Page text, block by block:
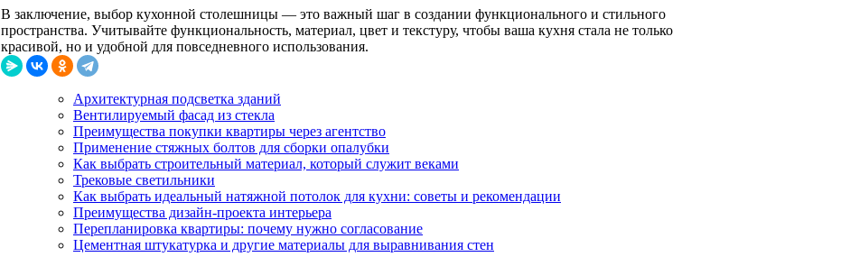
В заключение, выбор кухонной столешницы — это важный шаг в создании функционального и стильного
пространства. Учитывайте функциональность, материал, цвет и текстуру, чтобы ваша кухня стала не только
красивой, но и удобной для повседневного использования.
Архитектурная подсветка зданий
Вентилируемый фасад из стекла
Преимущества покупки квартиры через агентство
Применение стяжных болтов для сборки опалубки
Как выбрать строительный материал, который служит веками
Трековые светильники
Как выбрать идеальный натяжной потолок для кухни: советы и рекомендации
Преимущества дизайн-проекта интерьера
Перепланировка квартиры: почему нужно согласование
Цементная штукатурка и другие материалы для выравнивания стен